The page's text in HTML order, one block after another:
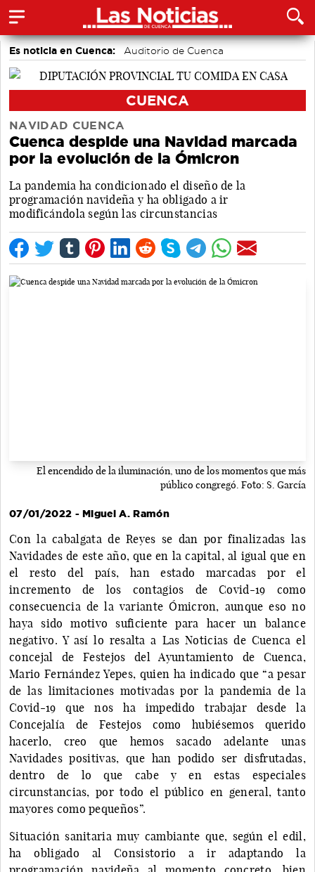
Es noticia en Cuenca: Auditorio de Cuenca
CUENCA
NAVIDAD CUENCA
Cuenca despide una Navidad marcada
por la evolución de la Ómicron
La pandemia ha condicionado el diseño de la
programación navideña y ha obligado a ir
modificándola según las circunstancias
El encendido de la iluminación, uno de los momentos que más
público congregó. Foto: S. García
07/01/2022 - Miguel A. Ramón
Con la cabalgata de Reyes se dan por finalizadas las
Navidades de este año, que en la capital, al igual que en
el resto del país, han estado marcadas por el
incremento de los contagios de Covid-19 como
consecuencia de la variante Ómicron, aunque eso no
haya sido motivo suficiente para hacer un balance
negativo. Y así lo resalta a Las Noticias de Cuenca el
concejal de Festejos del Ayuntamiento de Cuenca,
Mario Fernández Yepes, quien ha indicado que “a pesar
de las limitaciones motivadas por la pandemia de la
Covid-19 que nos ha impedido trabajar desde la
Concejalía de Festejos como hubiésemos querido
hacerlo, creo que hemos sacado adelante unas
Navidades positivas, que han podido ser disfrutadas,
dentro de lo que cabe y en estas especiales
circunstancias, por todo el público en general, tanto
mayores como pequeños”.
Situación sanitaria muy cambiante que, según el edil,
ha obligado al Consistorio a ir adaptando la